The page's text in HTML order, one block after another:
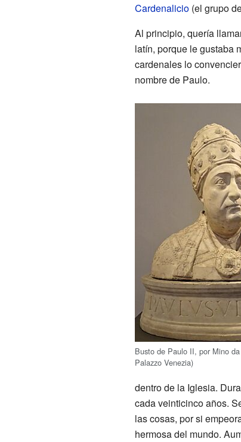
Cardenalicio(el grupo
Al principio, quería
latín, porque le gustaba
cardenales lo
nombre de Paulo.
Busto de Paulo II, por Mino
Palazzo Venezia)
dentro de la Iglesia.
cada veinticinco años.
las cosas, por si
hermosa del mundo.